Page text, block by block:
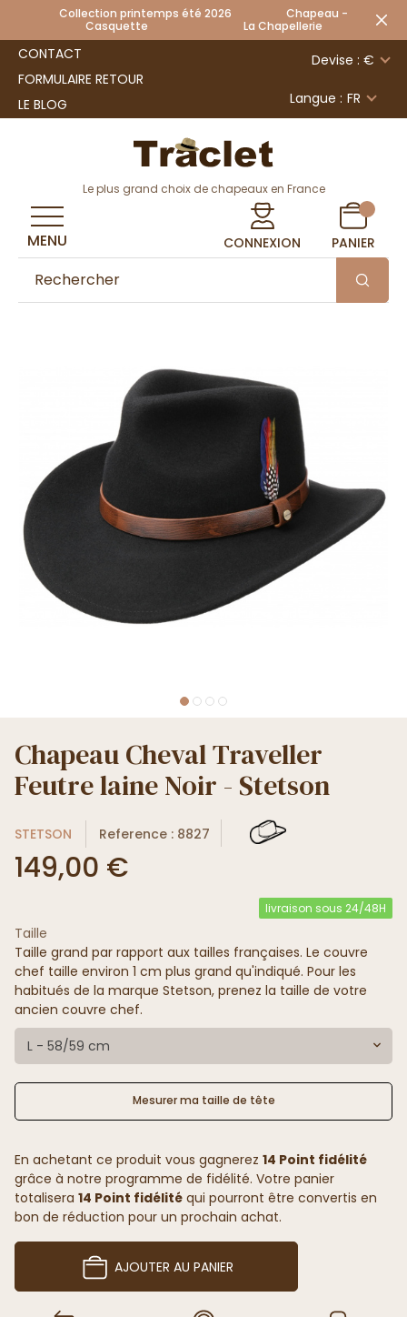
Collection printemps été 2026 Chapeau -
Casquette La Chapellerie
CONTACT
FORMULAIRE RETOUR
LE BLOG
Devise : €
Langue : FR
Le plus grand choix de chapeaux en France
CONNEXION PANIER
MENU
Chapeau Cheval Traveller
Feutre laine Noir - Stetson
STETSON Reference : 8827
149,00 €
livraison sous 24/48H
Taille
Taille grand par rapport aux tailles françaises. Le couvre
chef taille environ 1 cm plus grand qu'indiqué. Pour les
habitués de la marque Stetson, prenez la taille de votre
ancien couvre chef.
L - 58/59 cm
Mesurer ma taille de tête
En achetant ce produit vous gagnerez 14 Point fidélité
grâce à notre programme de fidélité. Votre panier
totalisera 14 Point fidélité qui pourront être convertis en
bon de réduction pour un prochain achat.
AJOUTER AU PANIER